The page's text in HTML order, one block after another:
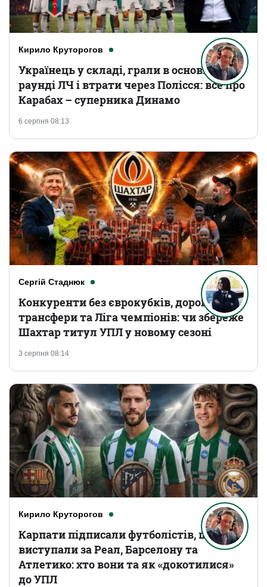
Кирило Круторогов
6 серпня 08:13
Українець у складі, грали в основному
раунді ЛЧ і втрати через Полісся: все про
Карабах – суперника Динамо
Сергій Стаднюк
3 серпня 08:14
Конкуренти без єврокубків, дорогі
трансфери та Ліга чемпіонів: чи збереже
Шахтар титул УПЛ у новому сезоні
Кирило Круторогов
Карпати підписали футболістів, що
виступали за Реал, Барселону та
Атлетико: хто вони та як «докотилися»
до УПЛ